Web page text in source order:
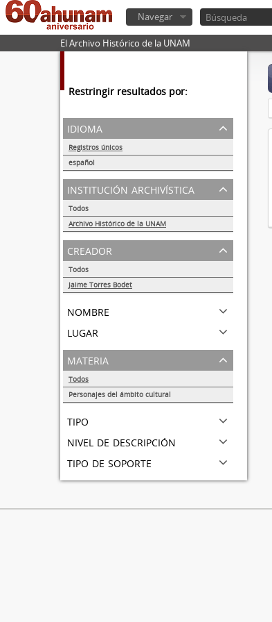
Navegar
El Archivo Histórico de la UNAM
Restringir resultados por:
idioma
Registros únicos
español
1
institución archivística
Todos
Archivo Histórico de la UNAM
1
creador
Todos
Jaime Torres Bodet
nombre
lugar
materia
Todos
Personajes del ámbito cultural
tipo
nivel de descripción
tipo de soporte